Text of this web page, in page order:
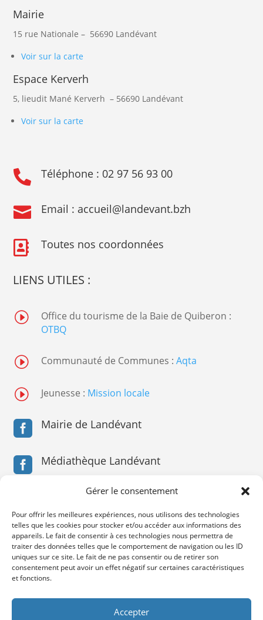
Gérer le consentement
Pour offrir les meilleures expériences, nous utilisons des technologies
telles que les cookies pour stocker et/ou accéder aux informations des
appareils. Le fait de consentir à ces technologies nous permettra de
traiter des données telles que le comportement de navigation ou les ID
uniques sur ce site. Le fait de ne pas consentir ou de retirer son
consentement peut avoir un effet négatif sur certaines caractéristiques
et fonctions.
Accepter
Mairie
15 rue Nationale – 56690 Landévant
Voir sur la carte
Espace Kerverh
5, lieudit Mané Kerverh – 56690 Landévant
Voir sur la carte
 Téléphone : 02 97 56 93 00
 Email : accueil@landevant.bzh
 Toutes nos coordonnées
LIENS UTILES :
I
Office du tourisme de la Baie de Quiberon :
OTBQ
I Communauté de Communes : Aqta
I Jeunesse : Mission locale
 Mairie de Landévant
 Médiathèque Landévant
Médiathèque Landévant
 Service Jeunesse
 Service Jeunesse